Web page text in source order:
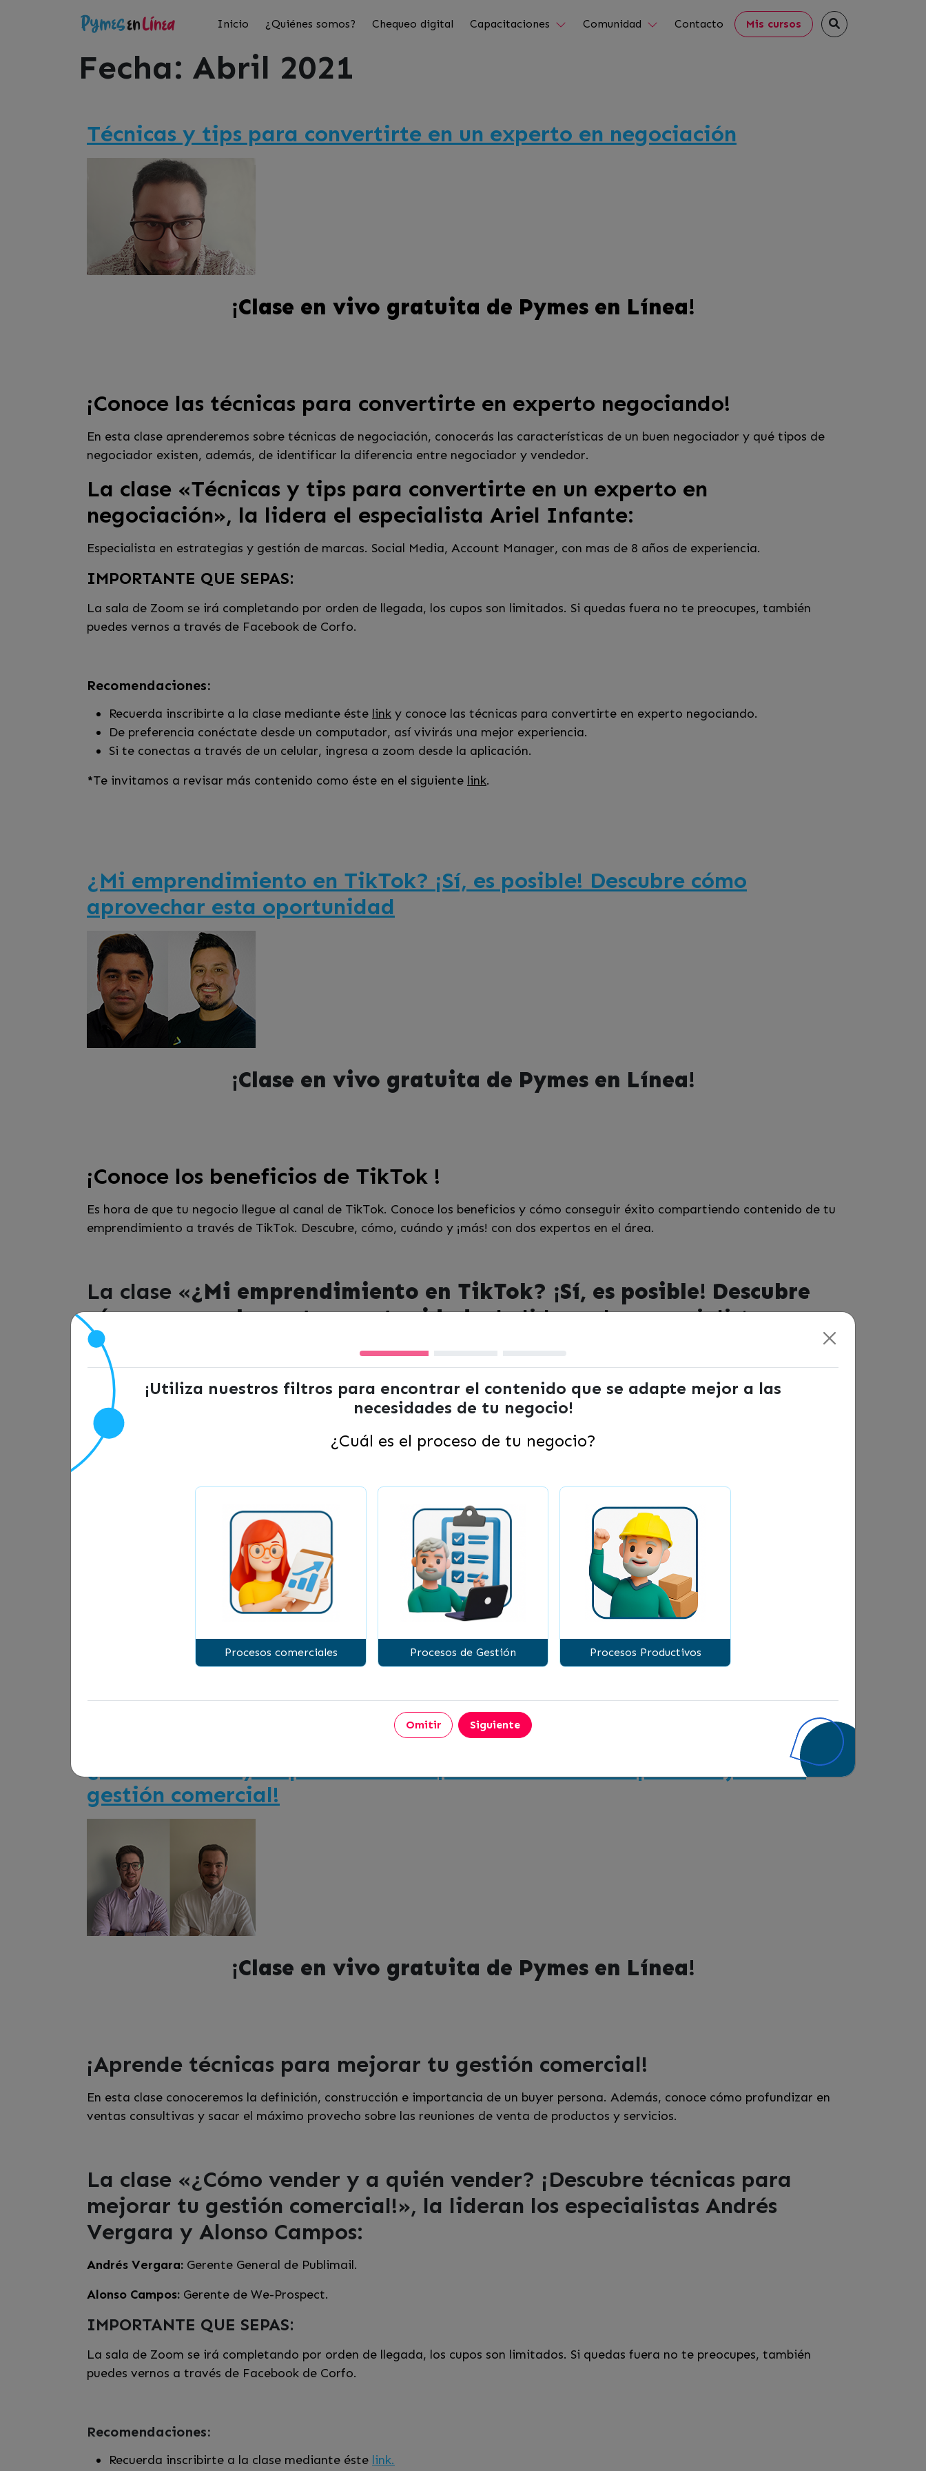
Inicio ¿Quiénes somos? Chequeo digital Capacitaciones Comunidad Contacto Mis cursos
Fecha: Abril 2021
Técnicas y tips para convertirte en un experto en negociación
¡Clase en vivo gratuita de Pymes en Línea!
¡Conoce las técnicas para convertirte en experto negociando!
En esta clase aprenderemos sobre técnicas de negociación, conocerás las características de un buen negociador y qué tipos de
negociador existen, además, de identificar la diferencia entre negociador y vendedor.
La clase «Técnicas y tips para convertirte en un experto en
negociación», la lidera el especialista Ariel Infante:
Especialista en estrategias y gestión de marcas. Social Media, Account Manager, con mas de 8 años de experiencia.
IMPORTANTE QUE SEPAS:
La sala de Zoom se irá completando por orden de llegada, los cupos son limitados. Si quedas fuera no te preocupes, también
puedes vernos a través de Facebook de Corfo.
Recomendaciones:
Recuerda inscribirte a la clase mediante éste link y conoce las técnicas para convertirte en experto negociando.
De preferencia conéctate desde un computador, así vivirás una mejor experiencia.
Si te conectas a través de un celular, ingresa a zoom desde la aplicación.
*Te invitamos a revisar más contenido como éste en el siguiente link.
¿Mi emprendimiento en TikTok? ¡Sí, es posible! Descubre cómo
aprovechar esta oportunidad
¡Clase en vivo gratuita de Pymes en Línea!
¡Conoce los beneficios de TikTok !
Es hora de que tu negocio llegue al canal de TikTok. Conoce los beneficios y cómo conseguir éxito compartiendo contenido de tu
emprendimiento a través de TikTok. Descubre, cómo, cuándo y ¡más! con dos expertos en el área.
La clase «¿Mi emprendimiento en TikTok? ¡Sí, es posible! Descubre
cómo aprovechar esta oportunidad«, la lideran los especialistas
Mauricio Retamal y Mauricio Vásquez:
Mauricio Retamal:
Mauricio Vásquez:
Experto en Marketing digital y redes sociales
IMPORTANTE QUE SEPAS:
puedes vernos a través de Facebook de Corfo.
Recuerda inscribirte a la clase mediante éste
De preferencia conéctate desde un computador, así vivirás una mejor experiencia.
Si te conectas a través de un celular, ingresa a zoom desde la aplicación.
Te invitamos a revisar más contenido como éste en el siguientelink.
¿Cómo vender y a quién vender? ¡Descubre técnicas para mejorar tu
gestión comercial!
¡Clase en vivo gratuita de Pymes en Línea!
¡Aprende técnicas para mejorar tu gestión comercial!
En esta clase conoceremos la definición, construcción e importancia de un buyer persona. Además, conoce cómo profundizar en
ventas consultivas y sacar el máximo provecho sobre las reuniones de venta de productos y servicios.
La clase «¿Cómo vender y a quién vender? ¡Descubre técnicas para
mejorar tu gestión comercial!», la lideran los especialistas Andrés
Vergara y Alonso Campos:
Andrés Vergara: Gerente General de Publimail.
Alonso Campos: Gerente de We-Prospect.
IMPORTANTE QUE SEPAS:
La sala de Zoom se irá completando por orden de llegada, los cupos son limitados. Si quedas fuera no te preocupes, también
puedes vernos a través de Facebook de Corfo.
Recomendaciones:
Recuerda inscribirte a la clase mediante éste link.
¡Utiliza nuestros filtros para encontrar el contenido que se adapte mejor a las
necesidades de tu negocio!
¿Cuál es el proceso de tu negocio?
Procesos comerciales Procesos de Gestión Procesos Productivos
Omitir Siguiente